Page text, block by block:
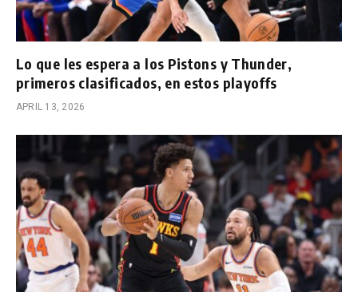
Lo que les espera a los Pistons y Thunder,
primeros clasificados, en estos playoffs
APRIL 13, 2026